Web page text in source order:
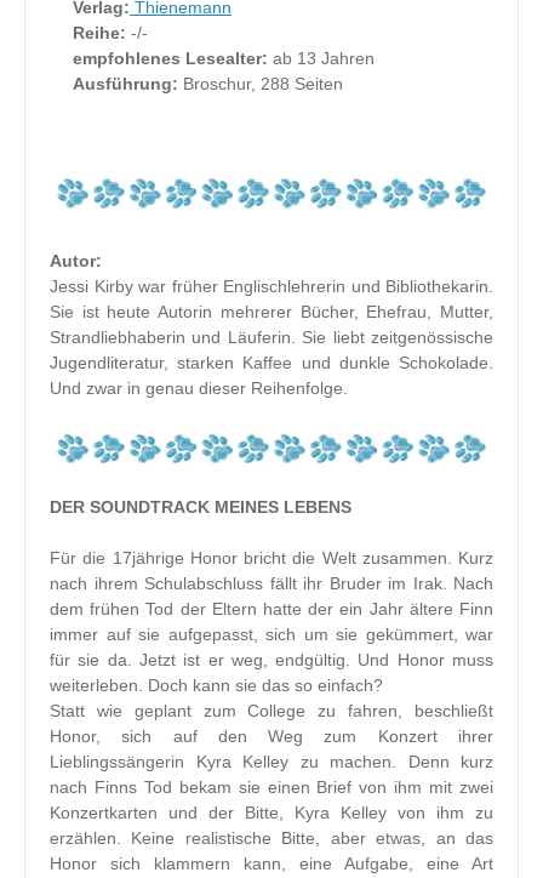
Verlag: Thienemann
Reihe: -/-
empfohlenes Lesealter: ab 13 Jahren
Ausführung: Broschur, 288 Seiten
Autor:
Jessi Kirby war früher Englischlehrerin und Bibliothekarin.
Sie ist heute Autorin mehrerer Bücher, Ehefrau, Mutter,
Strandliebhaberin und Läuferin. Sie liebt zeitgenössische
Jugendliteratur, starken Kaffee und dunkle Schokolade.
Und zwar in genau dieser Reihenfolge.
DER SOUNDTRACK MEINES LEBENS
Für die 17jährige Honor bricht die Welt zusammen. Kurz
nach ihrem Schulabschluss fällt ihr Bruder im Irak. Nach
dem frühen Tod der Eltern hatte der ein Jahr ältere Finn
immer auf sie aufgepasst, sich um sie gekümmert, war
für sie da. Jetzt ist er weg, endgültig. Und Honor muss
weiterleben. Doch kann sie das so einfach?
Statt wie geplant zum College zu fahren, beschließt
Honor, sich auf den Weg zum Konzert ihrer
Lieblingssängerin Kyra Kelley zu machen. Denn kurz
nach Finns Tod bekam sie einen Brief von ihm mit zwei
Konzertkarten und der Bitte, Kyra Kelley von ihm zu
erzählen. Keine realistische Bitte, aber etwas, an das
Honor sich klammern kann, eine Aufgabe, eine Art